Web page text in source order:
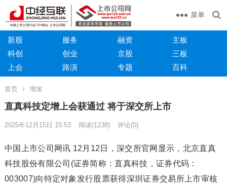
菜单
新股 服务 融资
主板
科创
创业 京股
三板
上会
路演 专题 百科
首页 增发
直真科技定增上会获通过 将于深交所上市
2025年12月15日 15:53 阅读(1238) 评论(0)
中国上市公司网讯 12月12日，深交所官网显示，北京直真
科技股份有限公司(证券简称：直真科技，证券代码：
003007)向特定对象发行股票获得深圳证券交易所上市审核